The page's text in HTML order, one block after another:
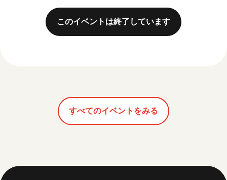
このイベントは終了しています
すべてのイベントをみる